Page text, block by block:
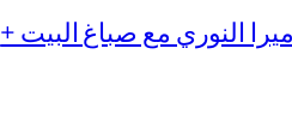
النوري مع صباغ البيت +20 كامل بجودة عالية